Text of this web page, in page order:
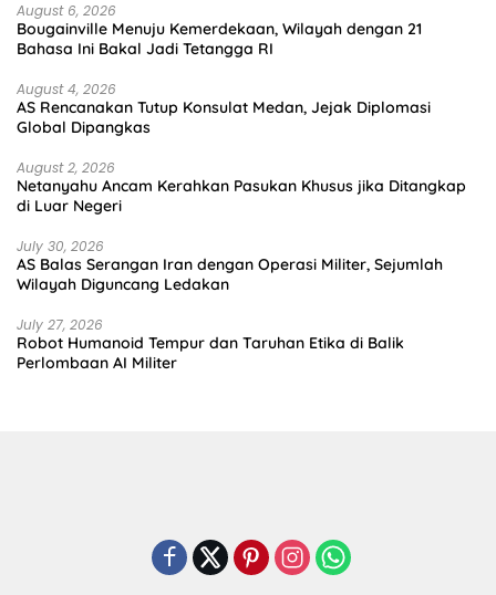
August 6, 2026
Bougainville Menuju Kemerdekaan, Wilayah dengan 21
Bahasa Ini Bakal Jadi Tetangga RI
August 4, 2026
AS Rencanakan Tutup Konsulat Medan, Jejak Diplomasi
Global Dipangkas
August 2, 2026
Netanyahu Ancam Kerahkan Pasukan Khusus jika Ditangkap
di Luar Negeri
July 30, 2026
AS Balas Serangan Iran dengan Operasi Militer, Sejumlah
Wilayah Diguncang Ledakan
July 27, 2026
Robot Humanoid Tempur dan Taruhan Etika di Balik
Perlombaan AI Militer